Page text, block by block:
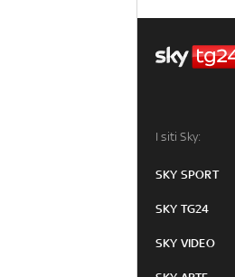
I siti Sky:
SKY SPORT
SKY TG24
SKY VIDEO